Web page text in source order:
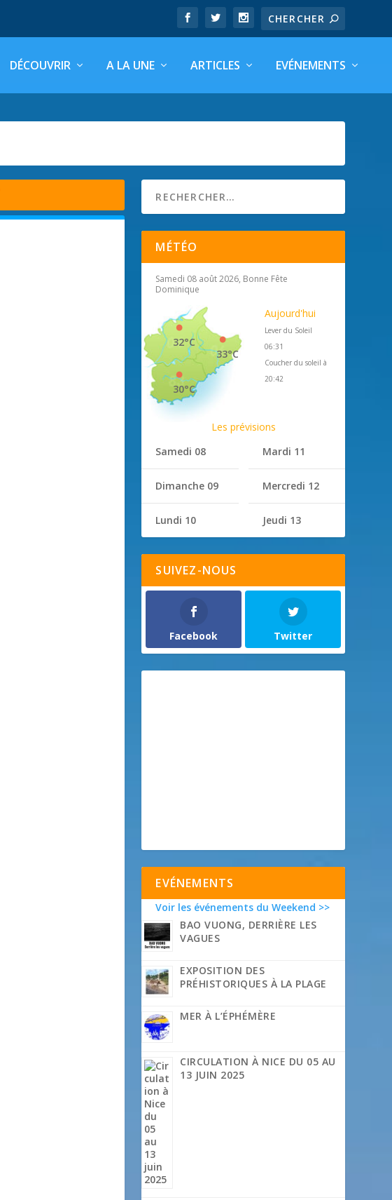
DÉCOUVRIR A LA UNE ARTICLES EVÉNEMENTS
MÉTÉO
Samedi 08 août 2026, Bonne Fête
Dominique
33°C
32°C
30°C
Aujourd'hui
Lever du Soleil
06:31
Coucher du soleil à
20:42
Les prévisions
Samedi 08
Dimanche 09
Lundi 10
Mardi 11
Mercredi 12
Jeudi 13
SUIVEZ-NOUS
Facebook Twitter
EVÉNEMENTS
Voir les événements du Weekend >>
BAO VUONG, DERRIÈRE LES
VAGUES
EXPOSITION DES
PRÉHISTORIQUES À LA PLAGE
MER À L’ÉPHÉMÈRE
CIRCULATION À NICE DU 05 AU
13 JUIN 2025